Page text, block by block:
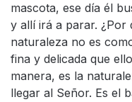
mascota, ese día él
y allí irá a parar. ¿Por
naturaleza no es
fina y delicada que
manera, es la
llegar al Señor. Es el